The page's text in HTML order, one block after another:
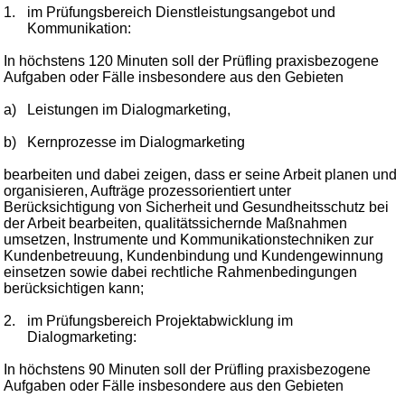
1.
im Prüfungsbereich Dienstleistungsangebot und
Kommunikation:
In höchstens 120 Minuten soll der Prüfling praxisbezogene
Aufgaben oder Fälle insbesondere aus den Gebieten
a) Leistungen im Dialogmarketing,
b) Kernprozesse im Dialogmarketing
bearbeiten und dabei zeigen, dass er seine Arbeit planen und
organisieren, Aufträge prozessorientiert unter
Berücksichtigung von Sicherheit und Gesundheitsschutz bei
der Arbeit bearbeiten, qualitätssichernde Maßnahmen
umsetzen, Instrumente und Kommunikationstechniken zur
Kundenbetreuung, Kundenbindung und Kundengewinnung
einsetzen sowie dabei rechtliche Rahmenbedingungen
berücksichtigen kann;
2.
im Prüfungsbereich Projektabwicklung im
Dialogmarketing:
In höchstens 90 Minuten soll der Prüfling praxisbezogene
Aufgaben oder Fälle insbesondere aus den Gebieten